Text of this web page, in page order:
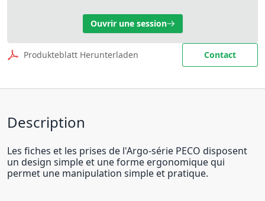
Ouvrir une session
Produkteblatt Herunterladen Contact
Description
Les fiches et les prises de l'Argo-série PECO disposent
un design simple et une forme ergonomique qui
permet une manipulation simple et pratique.